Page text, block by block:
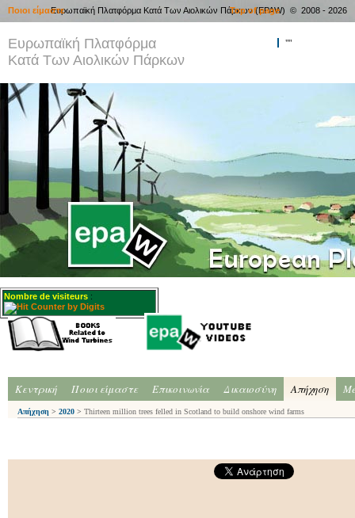
Ευρωπαϊκή Πλατφόρμα
Κατά Των Αιολικών Πάρκων
""
Nombre de visiteurs :
Κεντρική Ποιοι είμαστε Επικοινωνία Δικαιοσύνη Απήχηση
Απήχηση > 2020 > Thirteen million trees felled in Scotland to build onshore wind farms
Ευρωπαϊκή Πλατφόρμα Κατά Των Αιολικών Πάρκων (EPAW) © 2008 - 2026
Top of page
Ποιοι είμαστε